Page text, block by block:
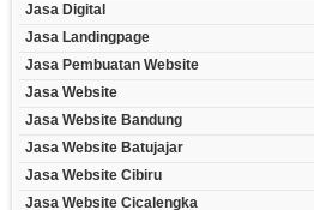
Jasa Digital
Jasa Landingpage
Jasa Pembuatan Website
Jasa Website
Jasa Website Bandung
Jasa Website Batujajar
Jasa Website Cibiru
Jasa Website Cicalengka